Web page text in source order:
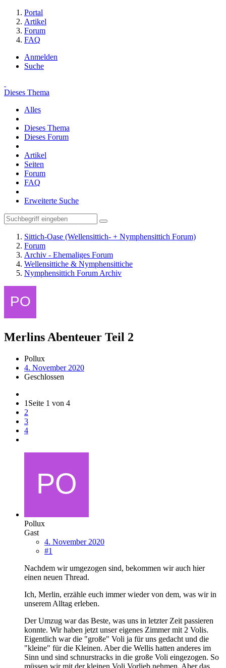
Portal
Artikel
Forum
FAQ
Anmelden
Suche
Dieses Thema
Alles
Dieses Thema
Dieses Forum
Artikel
Seiten
Forum
FAQ
Erweiterte Suche
Sittich-Oase (Wellensittich- + Nymphensittich Forum)
Forum
Archiv - Ehemaliges Forum
Wellensittiche & Nymphensittiche
Nymphensittich Forum Archiv
Merlins Abenteuer Teil 2
Pollux
4. November 2020
Geschlossen
1 Seite 1 von 4
2
3
4
Pollux
Gast
4. November 2020
#1
Nachdem wir umgezogen sind, bekommen wir auch hier
einen neuen Thread.
Ich, Merlin, erzähle euch immer wieder von dem, was wir in
unserem Alltag erleben.
Der Umzug war das Beste, was uns in letzter Zeit passieren
konnte. Wir haben jetzt unser eigenes Zimmer mit 2 Volis.
Eigentlich war die "große" Voli ja für uns gedacht und die
"kleine" für die Kleinen. Aber die Wellis hatten anderes im
Sinn und sind schnurstracks in die große Voli eingezogen. So
müssen wir mit der kleinen Voli Vorlieb nehmen. Aber das